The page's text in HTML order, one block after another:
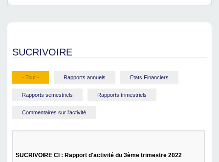
SUCRIVOIRE
- Tout - Rapports annuels Etats Financiers
Rapports semestriels Rapports trimestriels
Commentaires sur l'activité
SUCRIVOIRE CI : Rapport d'activité du 3ème trimestre 2022